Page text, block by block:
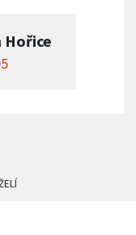
Hořice